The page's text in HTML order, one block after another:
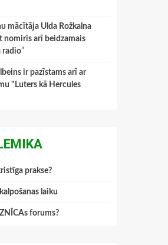
mācītāja Ulda Rožkalna
nomiris arī beidzamais
radio”
ir pazīstams arī ar
"Luters kā Hercules
prakse?
laiku
forums?